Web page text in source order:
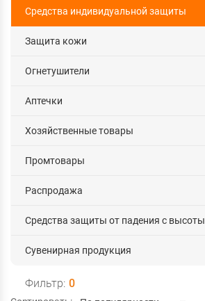
Средства индивидуальной защиты
Защита кожи
Огнетушители
Аптечки
Хозяйственные товары
Промтовары
Распродажа
Средства защиты от падения с высоты
Сувенирная продукция
Фильтр: 0